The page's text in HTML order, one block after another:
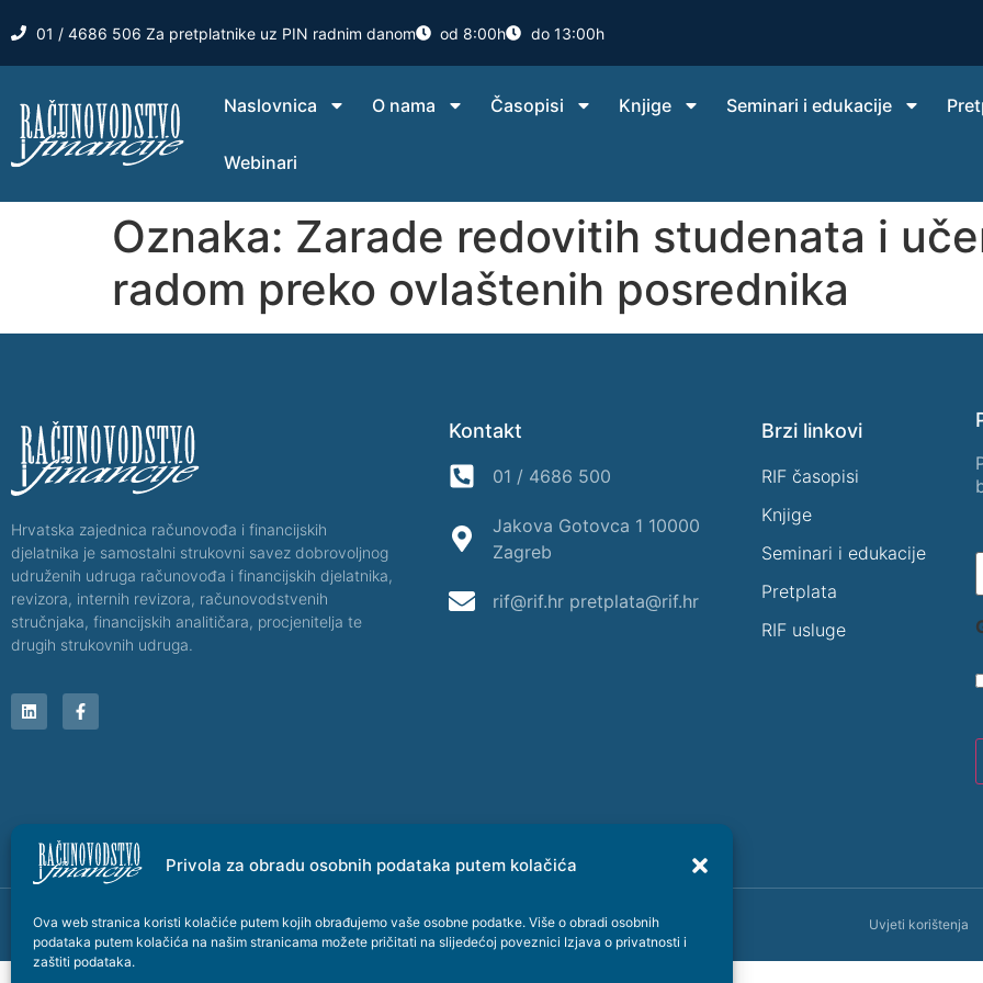
Privola za obradu osobnih podataka putem kolačića
Ova web stranica koristi kolačiće putem kojih obrađujemo vaše osobne podatke. Više o obradi osobnih
podataka putem kolačića na našim stranicama možete pričitati na slijedećoj poveznici Izjava o privatnosti i
zaštiti podataka.
01 / 4686 506 Za pretplatnike uz PIN radnim danom od 8:00h do 13:00h
Naslovnica O nama Časopisi Knjige Seminari i edukacije
Webinari
Oznaka: Zarade redovitih studenata i
radom preko ovlaštenih posrednika
Hrvatska zajednica računovođa i financijskih
djelatnika je samostalni strukovni savez dobrovoljnog
udruženih udruga računovođa i financijskih djelatnika,
revizora, internih revizora, računovodstvenih
stručnjaka, financijskih analitičara, procjenitelja te
drugih strukovnih udruga.
Kontakt
01 / 4686 500
Jakova Gotovca 1 10000
Zagreb
rif@rif.hr pretplata@rif.hr
Brzi linkovi
RIF časopisi
Knjige
Seminari i edukacije
Pretplata
RIF usluge
© Copyright @ 2026. - Hrvatska zajednica računovođa i financijskih djelatnika / Razvoj KVT.Digital Uvjeti korištenja